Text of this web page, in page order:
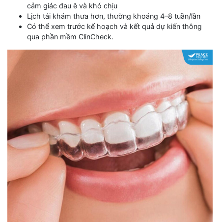
cảm giác đau ê và khó chịu
Lịch tái khám thưa hơn, thường khoảng 4–8 tuần/lần
Có thể xem trước kế hoạch và kết quả dự kiến thông
qua phần mềm ClinCheck.